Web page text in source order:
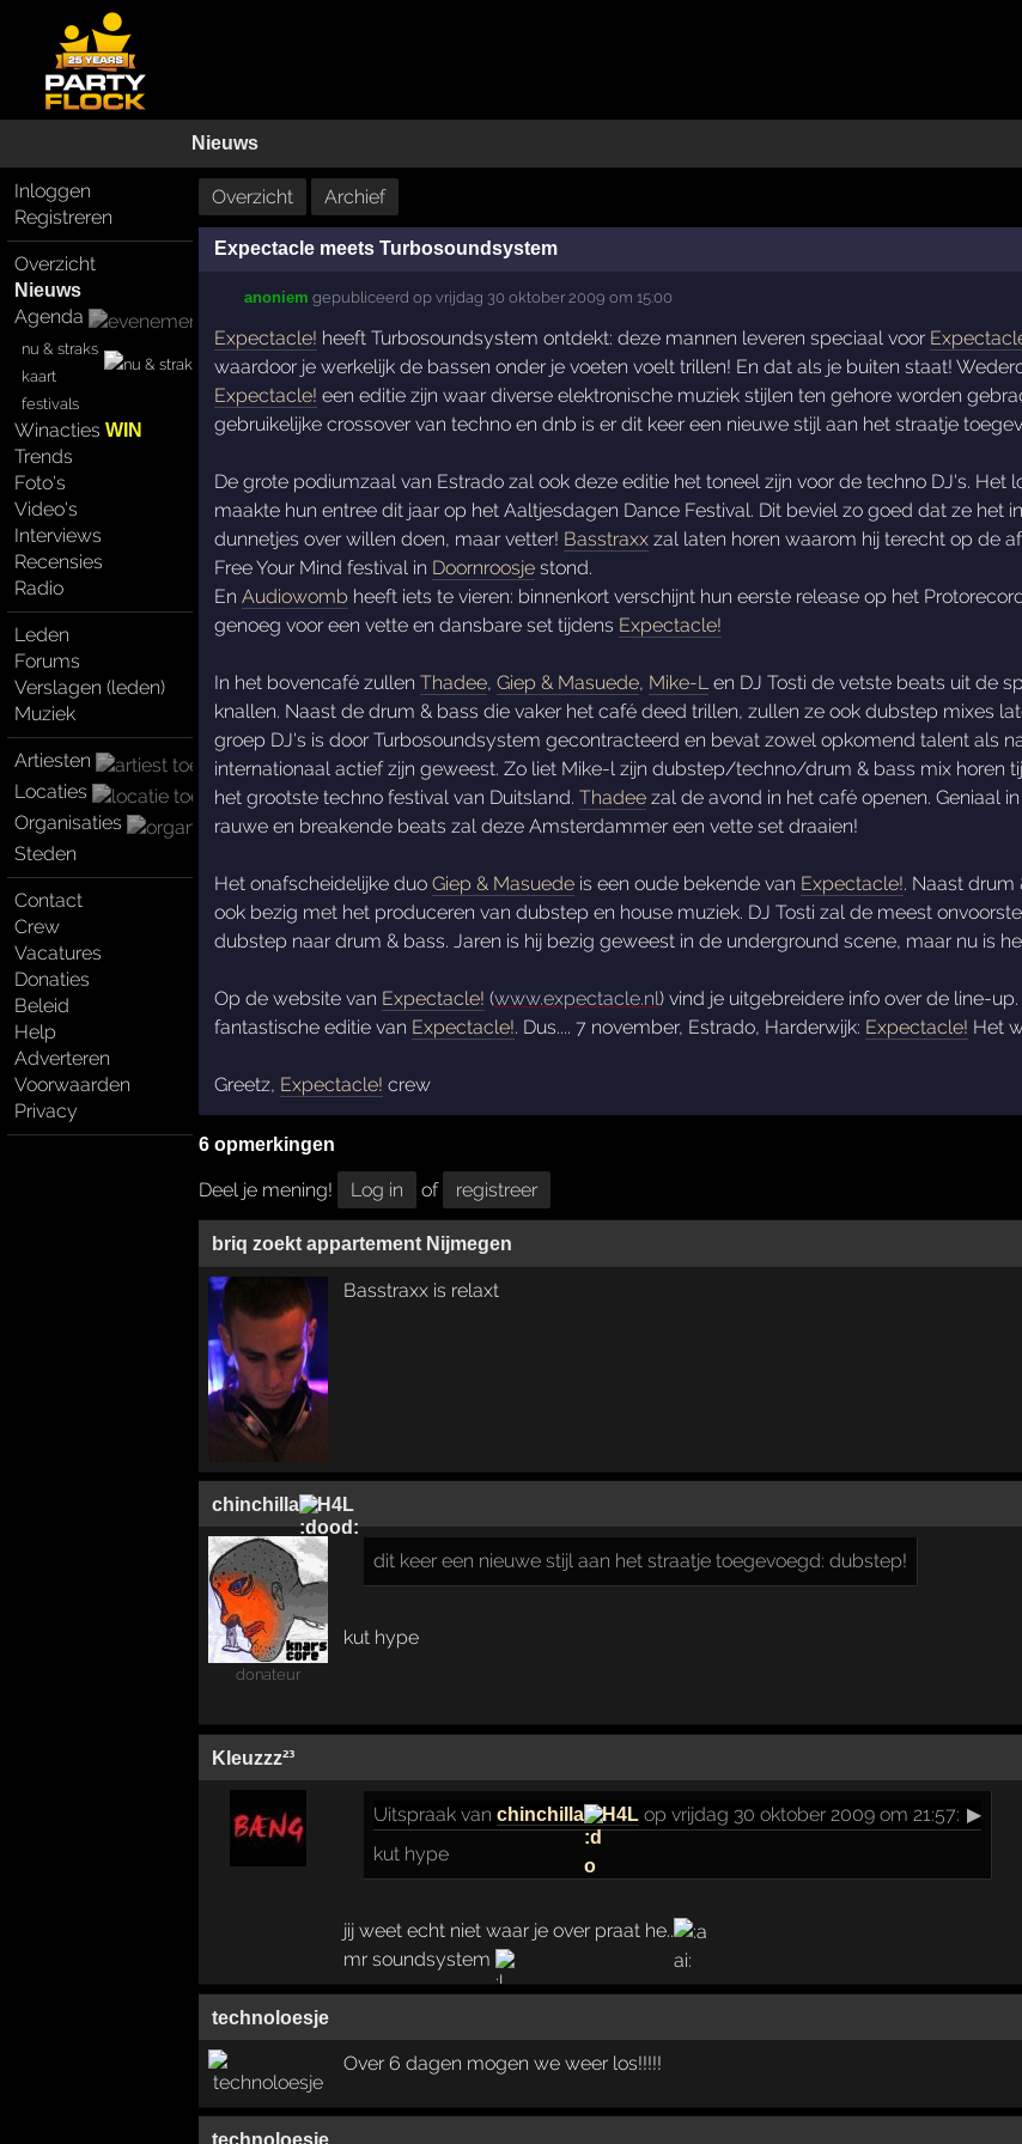
Nieuws
Inloggen
Registreren
Overzicht
Nieuws
Agenda
nu & straks
kaart
festivals
WinactiesWIN
Trends
Foto's
Video's
Interviews
Recensies
Radio
Leden
Forums
Verslagen (leden)
Muziek
Artiesten
Locaties
Organisaties
Steden
Contact
Crew
Vacatures
Donaties
Beleid
Help
Adverteren
Voorwaarden
Privacy
Overzicht Archief
Expectacle meets Turbosoundsystem
anoniem gepubliceerd opvrijdag 30 oktober 2009 om 15:00
Expectacle! heeft Turbosoundsystem ontdekt: deze mannen leveren speciaal voor
waardoor je werkelijk de bassen onder je voeten voelt trillen! En dat als je buiten staat!
Expectacle! een editie zijn waar diverse elektronische muziek stijlen ten gehore worden
gebruikelijke crossover van techno en dnb is er dit keer een nieuwe stijl aan het straatje
De grote podiumzaal van Estrado zal ook deze editie het toneel zijn voor de techno DJ's. Het
maakte hun entree dit jaar op het Aaltjesdagen Dance Festival. Dit beviel zo goed dat ze het
dunnetjes over willen doen, maar vetter! Basstraxxzal laten horen waarom hij terecht op de
Free Your Mind festival in Doornroosjestond.
En Audiowomb heeft iets te vieren: binnenkort verschijnt hun eerste release op het
genoeg voor een vette en dansbare set tijdens Expectacle!
In het bovencafé zullen Thadee, Giep & Masuede, Mike-Len DJ Tosti de vetste beats uit de
knallen. Naast de drum & bass die vaker het café deed trillen, zullen ze ook dubstep mixes
groep DJ's is door Turbosoundsystem gecontracteerd en bevat zowel opkomend talent als
internationaal actief zijn geweest. Zo liet Mike-l zijn dubstep/techno/drum & bass mix horen
het grootste techno festival van Duitsland. Thadeezal de avond in het café openen. Geniaal
rauwe en breakende beats zal deze Amsterdammer een vette set draaien!
Het onafscheidelijke duo Giep & Masuedeis een oude bekende van Expectacle!. Naast drum
ook bezig met het produceren van dubstep en house muziek. DJ Tosti zal de meest
dubstep naar drum & bass. Jaren is hij bezig geweest in de underground scene, maar nu is
Op de website van Expectacle! (www.expectacle.nl) vind je uitgebreidere info over de line-
fantastische editie van Expectacle!. Dus.... 7 november, Estrado, Harderwijk: Expectacle! Het
Greetz, Expectacle! crew
6 opmerkingen
Deel je mening! Log in of registreer
briq zoekt appartement Nijmegen
Basstraxx is relaxt
chinchilla H4L
donateur
dit keer een nieuwe stijl aan het straatje toegevoegd: dubstep!
kut hype
Kleuzzz²³
Uitspraakvan chinchilla H4Lop vrijdag 30 oktober 2009 om 21:57: ▶
kut hype
jij weet echt niet waar je over praat he..
mr soundsystem
technoloesje
Over 6 dagen mogen we weer los!!!!!